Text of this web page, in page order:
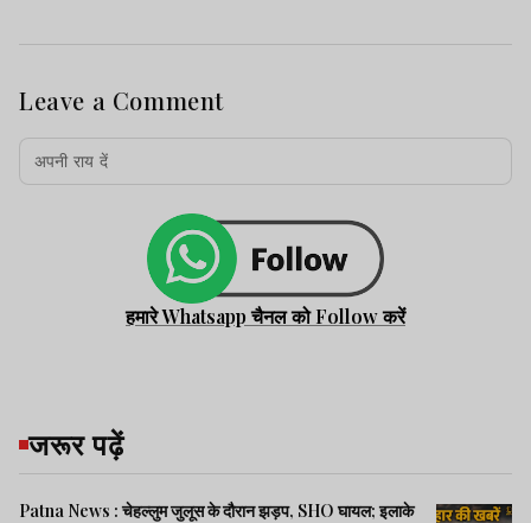
Leave a Comment
हमारे Whatsapp चैनल को Follow करें
जरूर पढ़ें
Patna News : चेहल्लुम जुलूस के दौरान झड़प, SHO घायल; इलाके